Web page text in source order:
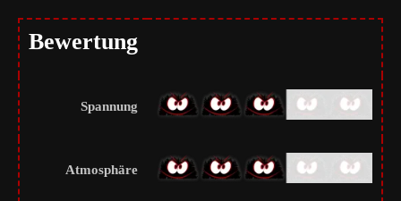
Bewertung
Spannung
Atmosphäre